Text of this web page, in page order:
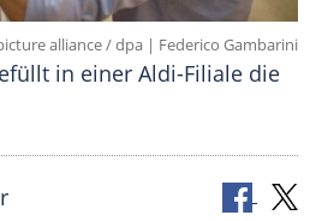
alliance / dpa | Federico Gambarini
in einer Aldi-Filiale die